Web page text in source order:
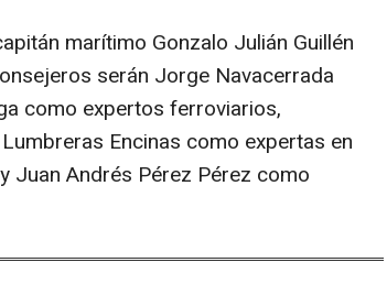
marítimo Gonzalo Julián Guillén
serán Jorge Navacerrada
como expertos ferroviarios,
Encinas como expertas en
Juan Andrés Pérez Pérez como